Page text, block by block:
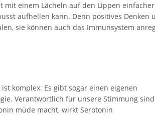
einem Lächeln auf den Lippen
aufhellen kann. Denn positives Denken
sie können auch das Immunsystem
komplex. Es gibt sogar einen eigenen
Verantwortlich für unsere Stimmung sind
müde macht, wirkt Serotonin